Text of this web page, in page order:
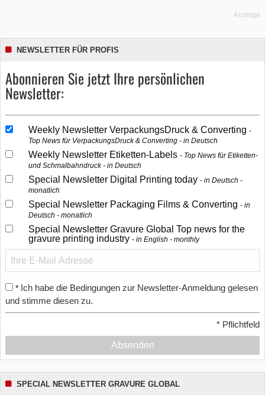
Anzeige
NEWSLETTER FÜR PROFIS
Abonnieren Sie jetzt Ihre persönlichen
Newsletter:
Weekly Newsletter VerpackungsDruck & Converting
Top News für VerpackungsDruck & Converting - in Deutsch
Weekly Newsletter Etiketten-Labels
Top News für Etiketten-
und Schmalbahndruck - in Deutsch
Special Newsletter Digital Printing today
in Deutsch -
monatlich
Special Newsletter Packaging Films & Converting
in
Deutsch - monatlich
Special Newsletter Gravure Global Top news for the
gravure printing industry
in English - monthly
* Ich habe die Bedingungen zur Newsletter-Anmeldung gelesen
und stimme diesen zu.
* Pflichtfeld
Absenden
SPECIAL NEWSLETTER GRAVURE GLOBAL